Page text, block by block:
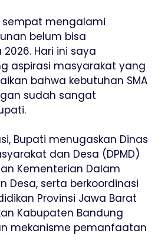
sempat mengalami
belum bisa
Hari ini saya
aspirasi masyarakat yang
bahwa kebutuhan SMA
sudah sangat
Bupati menugaskan Dinas
dan Desa (DPMD)
Kementerian Dalam
Desa, serta berkoordinasi
Provinsi Jawa Barat
Kabupaten Bandung
mekanisme pemanfaatan